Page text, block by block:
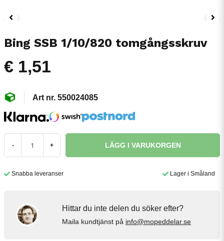
Bing SSB 1/10/820 tomgångsskruv
€ 1,51
550024085
- + LÄGG I VARUKORGEN
Snabba leveranser Lager i Småland
Hittar du inte delen du söker efter?
Maila kundtjänst på info@mopeddelar.se